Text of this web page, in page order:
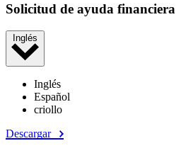
Solicitud de ayuda financiera
Inglés
Inglés
Español
criollo
Descargar